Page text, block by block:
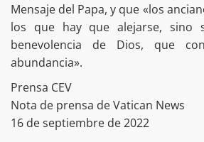
Mensaje del Papa, y que «los
los que hay que alejarse, sino
benevolencia de Dios, que
abundancia».
Prensa CEV
Nota de prensa de Vatican News
16 de septiembre de 2022